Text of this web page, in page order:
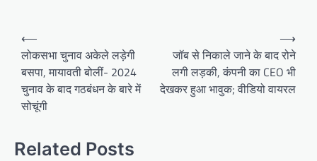
Post
navigation
⟵
लोकसभा चुनाव अकेले लड़ेगी
बसपा, मायावती बोलीं- 2024
चुनाव के बाद गठबंधन के बारे में
सोचूंगी
जॉब से निकाले जाने के बाद रोने
लगी लड़की, कंपनी का CEO भी
देखकर हुआ भावुक; वीडियो वायरल
⟶
Related Posts